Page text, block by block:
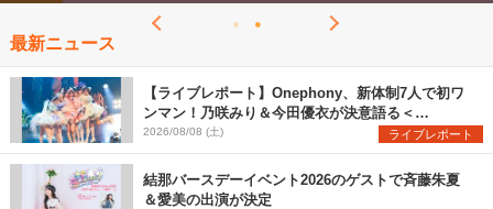
最新ニュース
【ライブレポート】Onephony、新体制7人で初ワ
ンマン！乃咲みり＆今田優衣が決意語る＜
Onephony新体制1st Oneman Live はじまりの夏
＞
2026/08/08 (土) ライブレポート
結那バースデーイベント2026のゲストで斉藤朱夏
＆愛美の出演が決定